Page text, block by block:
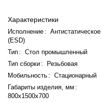
Характеристики
Исполнение : Антистатическое
(ESD)
Тип : Стол промышленный
Тип сборки:
Резьбовая
Мобильность : Стационарный
Габариты изделия, мм :
800x1500x700